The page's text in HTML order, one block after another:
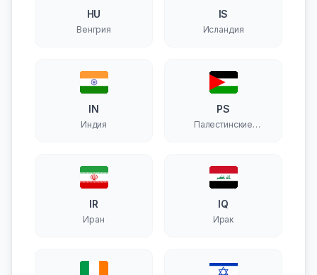
HU
Венгрия
IS
Исландия
IN
Индия
PS
Палестинские
IR
Иран
IQ
Ирак